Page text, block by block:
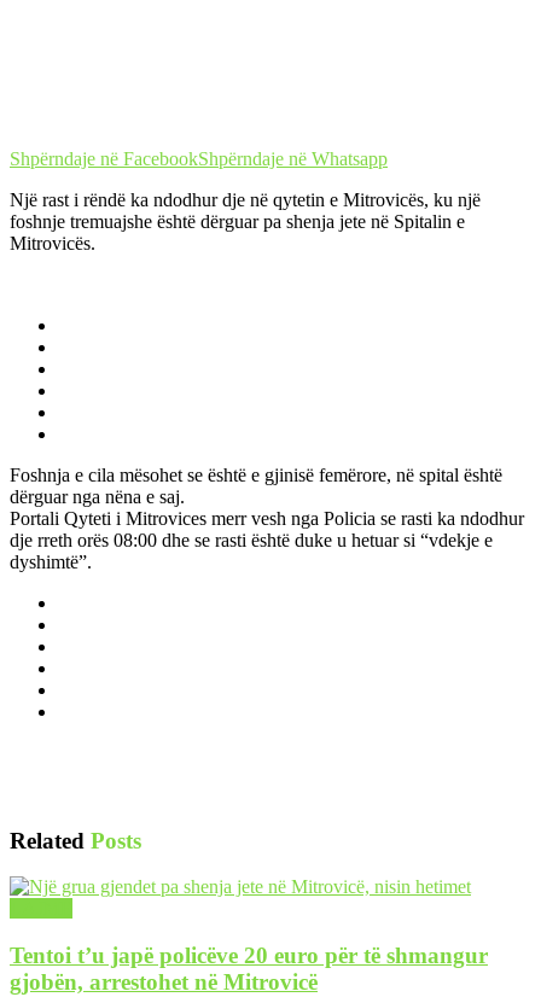
Shpërndaje në FacebookShpërndaje në Whatsapp
Një rast i rëndë ka ndodhur dje në qytetin e Mitrovicës, ku një
foshnje tremuajshe është dërguar pa shenja jete në Spitalin e
Mitrovicës.
Foshnja e cila mësohet se është e gjinisë femërore, në spital është
dërguar nga nëna e saj.
Portali Qyteti i Mitrovices merr vesh nga Policia se rasti ka ndodhur
dje rreth orës 08:00 dhe se rasti është duke u hetuar si “vdekje e
dyshimtë”.
Related Posts
Tentoi t’u japë policëve 20 euro për të shmangur
gjobën, arrestohet në Mitrovicë